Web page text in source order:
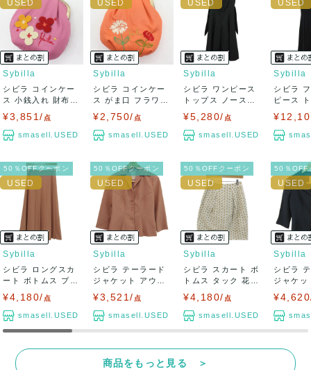
Sybilla
シビラ コインケー
ス 小銭入れ 財布
¥3,851/ 点
smasell.USED
Sybilla
シビラ コインケー
ス がま口 フラワー
¥2,750/ 点
smasell.USED
Sybilla
シビラ ワンピース
トップス ノースリ
¥5,280/ 点
smasell.USED
Sybilla
シビラ
ピース
50％OFFクーポン
Sybilla
シビラ ロングスカ
ート ボトムス プリ
¥4,180/ 点
smasell.USED
50％OFFクーポン
Sybilla
シビラ テーラード
ジャケット アウタ
¥3,521/ 点
smasell.USED
50％OFFクーポン
Sybilla
シビラ スカート ボ
トムス タック 花柄
¥4,180/ 点
smasell.USED
50％OFF
Sybilla
シビラ
ジャケッ
商品をもっと見る ＞